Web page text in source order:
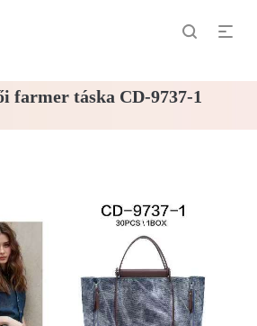
farmer táska CD-9737-1